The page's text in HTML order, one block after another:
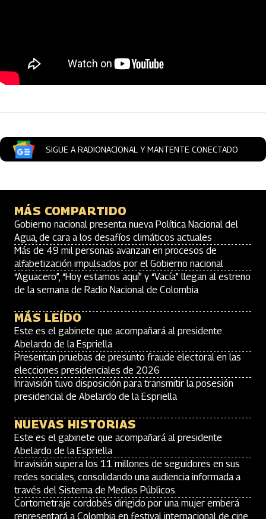
Artículos Player
SIGUE A RADIONACIONAL Y MANTENTE CONECTADO
MÁS COMPARTIDO
Gobierno nacional presenta nueva Política Nacional del
Agua, de cara a los desafíos climáticos actuales
Más de 49 mil personas avanzan en procesos de
alfabetización impulsados por el Gobierno nacional
“Aguacero”, “Hoy estamos aquí” y “Vacía” llegan al estreno
de la semana de Radio Nacional de Colombia
MÁS LEÍDO
Este es el gabinete que acompañará al presidente
Abelardo de la Espriella
Presentan pruebas de presunto fraude electoral en las
elecciones presidenciales de 2026
Inravisión tuvo disposición para transmitir la posesión
presidencial de Abelardo de la Espriella
NUEVAS HISTORIAS
Este es el gabinete que acompañará al presidente
Abelardo de la Espriella
Inravisión supera los 11 millones de seguidores en sus
redes sociales, consolidando una audiencia informada a
través del Sistema de Medios Públicos
Cortometraje cordobés dirigido por una mujer emberá
representará a Colombia en festival internacional de cine